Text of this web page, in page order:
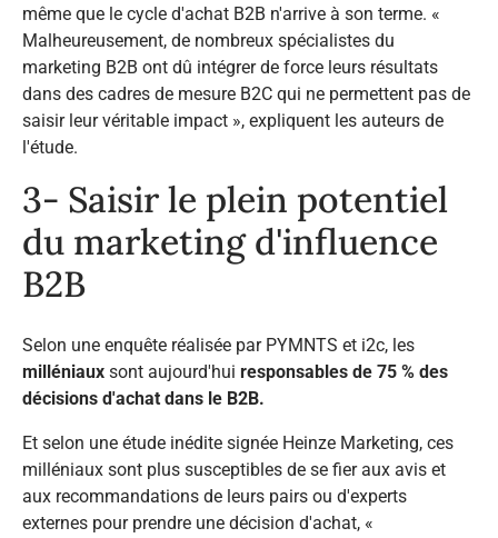
même que le cycle d'achat B2B n'arrive à son terme. «
Malheureusement, de nombreux spécialistes du
marketing B2B ont dû intégrer de force leurs résultats
dans des cadres de mesure B2C qui ne permettent pas de
saisir leur véritable impact », expliquent les auteurs de
l'étude.
3- Saisir le plein potentiel
du marketing d'influence
B2B
Selon une enquête réalisée par PYMNTS et i2c, les
milléniaux sont aujourd'hui responsables de 75 % des
décisions d'achat dans le B2B.
Et selon une étude inédite signée Heinze Marketing, ces
milléniaux sont plus susceptibles de se fier aux avis et
aux recommandations de leurs pairs ou d'experts
externes pour prendre une décision d'achat, «